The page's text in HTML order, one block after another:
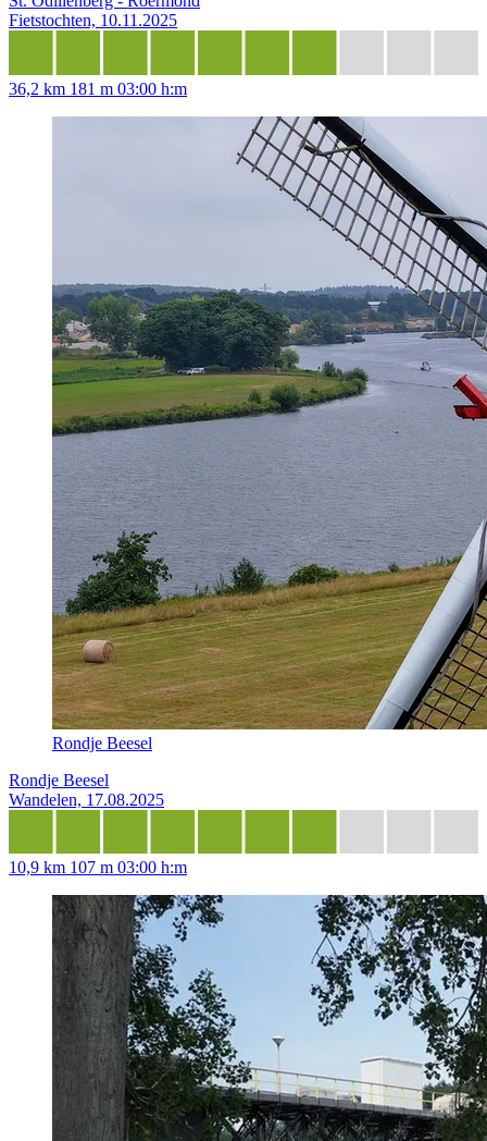
Fietstochten, 10.11.2025
36,2 km 181 m 03:00 h:m
Rondje Beesel
Rondje Beesel
Wandelen, 17.08.2025
10,9 km 107 m 03:00 h:m